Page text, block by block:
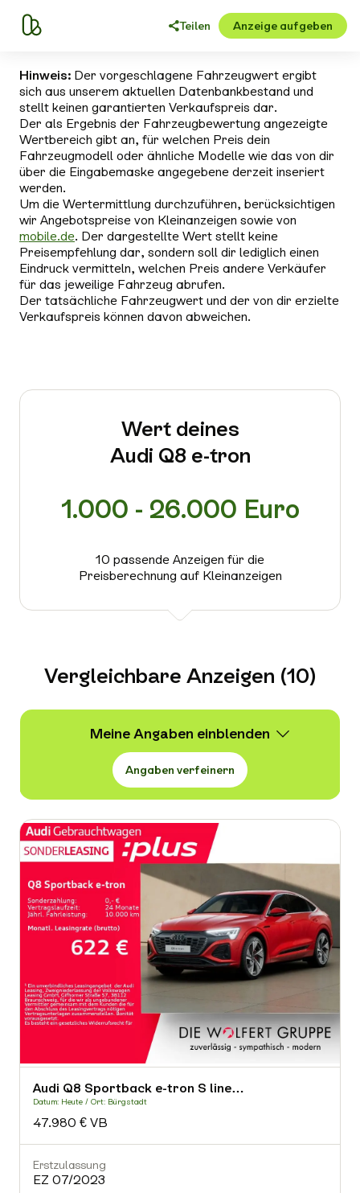
Teilen Anzeige aufgeben
Hinweis: Der vorgeschlagene Fahrzeugwert ergibt
sich aus unserem aktuellen Datenbankbestand und
stellt keinen garantierten Verkaufspreis dar.
Der als Ergebnis der Fahrzeugbewertung angezeigte
Wertbereich gibt an, für welchen Preis dein
Fahrzeugmodell oder ähnliche Modelle wie das von dir
über die Eingabemaske angegebene derzeit inseriert
werden.
Um die Wertermittlung durchzuführen, berücksichtigen
wir Angebotspreise von Kleinanzeigen sowie von
mobile.de. Der dargestellte Wert stellt keine
Preisempfehlung dar, sondern soll dir lediglich einen
Eindruck vermitteln, welchen Preis andere Verkäufer
für das jeweilige Fahrzeug abrufen.
Der tatsächliche Fahrzeugwert und der von dir erzielte
Verkaufspreis können davon abweichen.
Wert deines
Audi Q8 e-tron
1.000 - 26.000 Euro
10 passende Anzeigen für die
Preisberechnung auf Kleinanzeigen
Vergleichbare Anzeigen (10)
Meine Angaben
Angaben verfeinern
Wert
299 -
55.989 € VB
Erstzulassung
-
Kraftstoffart
-
Kilometerstand in km
-
-
Audi Q8 Sportback e-tron S line…
Datum: Heute / Ort: Bürgstadt
47.980 € VB
Erstzulassung
EZ 07/2023